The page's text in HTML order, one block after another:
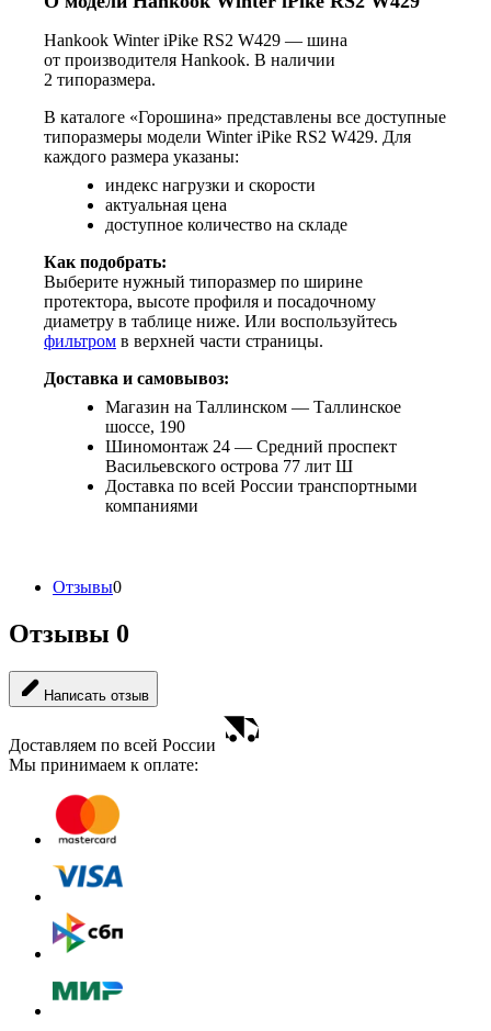
Hankook Winter iPike RS2 W429 — шина
от производителя Hankook. В наличии
2 типоразмера.
В каталоге «Горошина» представлены все доступные
типоразмеры модели Winter iPike RS2 W429. Для
каждого размера указаны:
индекс нагрузки и скорости
актуальная цена
доступное количество на складе
Как подобрать:
Выберите нужный типоразмер по ширине
протектора, высоте профиля и посадочному
диаметру в таблице ниже. Или воспользуйтесь
фильтром в верхней части страницы.
Доставка и самовывоз:
Магазин на Таллинском — Таллинское
шоссе, 190
Шиномонтаж 24 — Средний проспект
Васильевского острова 77 лит Ш
Доставка по всей России транспортными
компаниями
Отзывы0
Отзывы 0
Написать отзыв
Доставляем по всей России
Мы принимаем к оплате: